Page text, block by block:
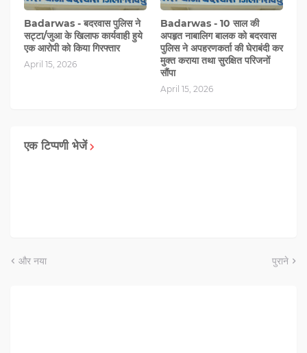
Badarwas - बदरवास पुलिस ने
सट्टा/जुआ के खिलाफ कार्यवाही हुये
एक आरोपी काे किया गिरफ्तार
April 15, 2026
Badarwas - 10 साल की
अपहृत नाबालिग बालक को बदरवास
पुलिस ने अपहरणकर्ता की घेराबंदी कर
मुक्त कराया तथा सुरक्षित परिजनों
सौंपा
April 15, 2026
एक टिप्पणी भेजें
और नया पुराने